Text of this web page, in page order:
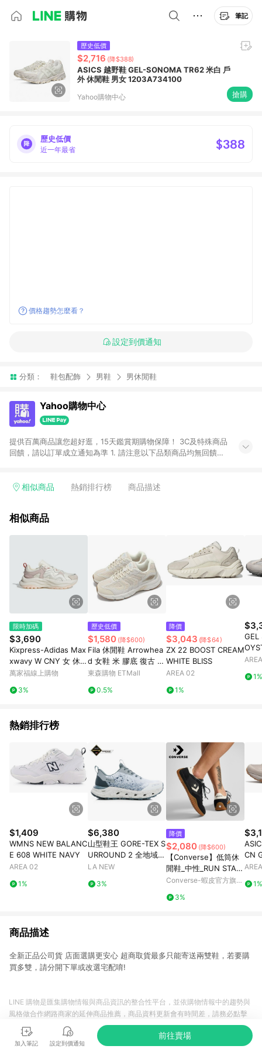
筆記
歷史低價
$2,716 (降$388)
ASICS 越野鞋 GEL-SONOMA TR62 米白 戶
外 休閒鞋 男女 1203A734100
Yahoo購物中心 搶購
歷史低價
近一年最省 $388
價格趨勢怎麼看？
設定到價通知
分類： 鞋包配飾 男鞋 男休閒鞋
Yahoo購物中心
提供百萬商品讓您超好逛，15天鑑賞期購物保障！ 3C及特殊商品
回饋，請以訂單成立通知為準 1. 請注意以下品類商品均無回饋：
電玩/遊戲/相機/單眼/鏡頭/拍立得 [2024/6/1起適用] -內接硬
的購回饋活動享Yahoo超贈點回饋者 - 購物中心商店之商品：商
3. 訂單回饋金額將扣除運費/購物金/超贈點/福利金/紅利折抵/折
價券等虛擬貨幣折抵 4. 大宗採購或批發轉賣不具回饋資格： 如
有相關事證認定您為大宗採購、批發轉賣而非最終消費使用者，
相關認定以Yahoo購物中心之認定為準
相似商品 熱銷排行榜 商品描述
相似商品
限時加碼
$3,690
Kixpress-Adidas Max
xwavy W CNY 女 休閒
鞋 運動 復古 皮革 拼接
92]
萬家福線上購物
3%
歷史低價
$1,580 (降$600)
Fila 休閒鞋 Arrowhea
d 女鞋 米 膠底 復古 斐
樂 5J308Z757
東森購物 ETMall
0.5%
降價
$3,043 (降$64)
ZX 22 BOOST CREAM
WHITE BLISS
AREA 02
1%
GEL
1%
熱銷排行榜
$1,409
WMNS NEW BALANC
E 608 WHITE NAVY
AREA 02
1%
$6,380
山型鞋王 GORE-TEX S
URROUND 2 全地域機
能郊山鞋(男23061454
LA NEW
3%
降價
$2,080 (降$600)
【Converse】低筒休
閒鞋_中性_RUN STAR
TRAINER_A08263C
官方旗艦店
Converse-蝦皮官方旗艦
3%
CN
1%
商品描述
全新正品公司貨 店面選購更安心 超商取貨最多只能寄送兩雙鞋，若要購
買多雙，請分開下單或改選宅配唷!
加入筆記 設定到價通知
前往賣場
LINE 購物是匯集購物情報與商品資訊的整合性平台，並依購物情報中的趨勢與
風格做合作網路商家的延伸商品推薦，商品資料更新會有時間差，請務必點擊
商品至各合作網路商家，確認現售價與購物條件，一切資訊以合作廠商網頁為
準。